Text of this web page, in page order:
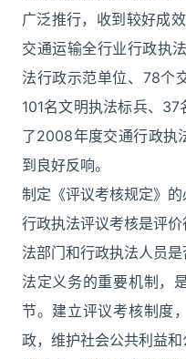
广泛推行，收到较好成
交通运输全行业行政执
法行政示范单位、78个
101名文明执法标兵、
了2008年度交通行政执
到良好反响。
制定《评议考核规定》的
行政执法评议考核是评
法部门和行政执法人员
法定义务的重要机制，
节。建立评议考核制度
政，维护社会公共利益